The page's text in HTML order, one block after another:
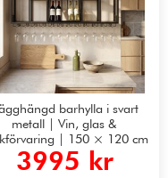
barhylla i svart
metall | Vin, glas &
| 150 × 120 cm
3995 kr